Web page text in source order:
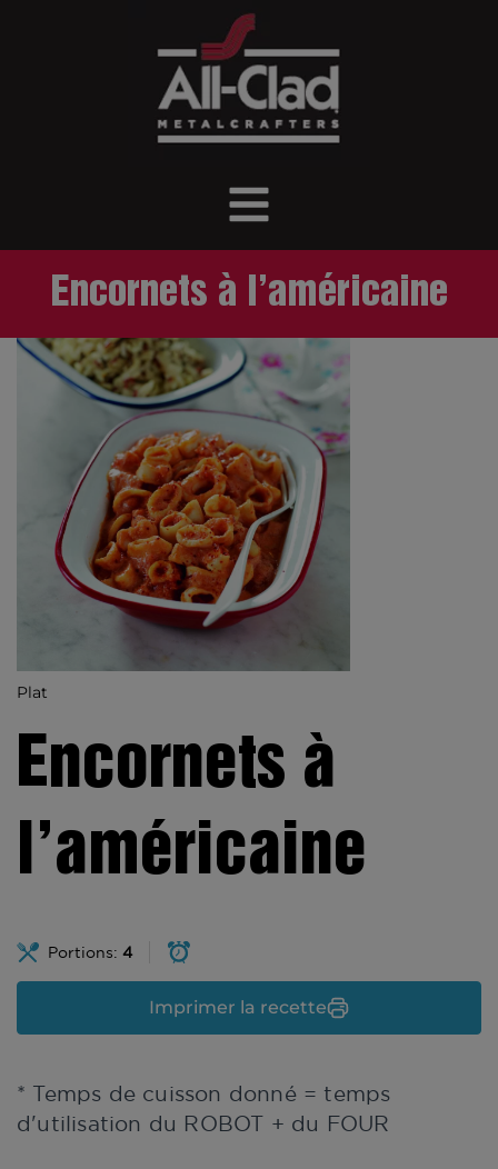
Encornets à l’américaine
Plat
Encornets à
l’américaine
Portions: 4
Imprimer la recette
* Temps de cuisson donné = temps
d'utilisation du ROBOT + du FOUR